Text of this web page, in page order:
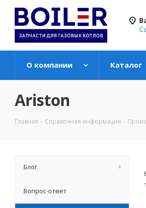
О компании Каталог
Ariston
Главная - Справочная информация -
Блог
Вопрос-ответ